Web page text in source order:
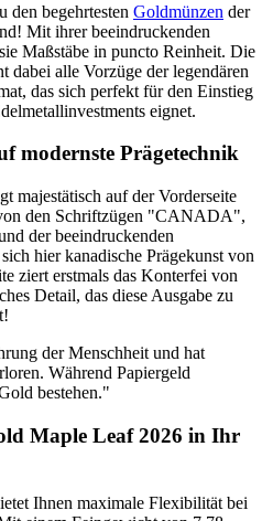
den begehrtesten Goldmünzen der
Mit ihrer beeindruckenden
Maßstäbe in puncto Reinheit. Die
dabei alle Vorzüge der legendären
das sich perfekt für den Einstieg
eignet.
modernste Prägetechnik
majestätisch auf der Vorderseite
den Schriftzügen "CANADA",
der beeindruckenden
hier kanadische Prägekunst von
ziert erstmals das Konterfei von
Detail, das diese Ausgabe zu
der Menschheit und hat
Während Papiergeld
bestehen."
Maple Leaf 2026 in Ihr
Ihnen maximale Flexibilität bei